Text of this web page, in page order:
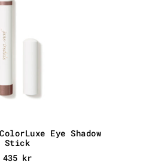
Eye Shadow
Stick
435 kr